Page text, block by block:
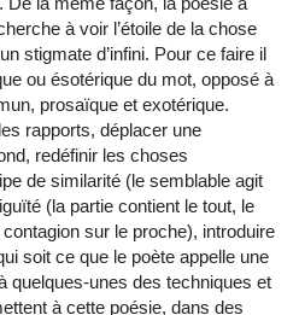
à voir l’étoile de la chose
stigmate d’infini. Pour ce faire il
ou ésotérique du mot, opposé à
prosaïque et exotérique.
rapports, déplacer une
redéfinir les choses
de similarité (le semblable agit
(la partie contient le tout, le
sur le proche), introduire
soit ce que le poète appelle une
quelques-unes des techniques et
à cette poésie, dans des